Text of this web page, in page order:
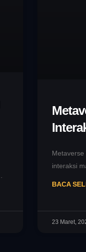
interaksi
BACA
23 Maret,